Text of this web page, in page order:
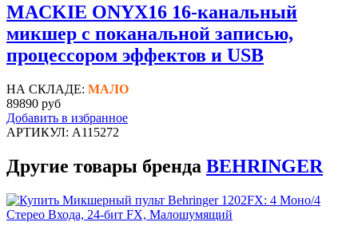
MACKIE ONYX16 16-канальный
микшер с поканальной записью,
процессором эффектов и USB
НА СКЛАДЕ: МАЛО
89890 руб
Добавить в избранное
АРТИКУЛ: A115272
Другие товары бренда BEHRINGER